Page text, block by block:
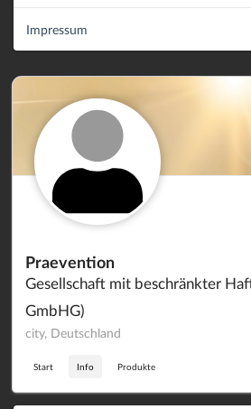
Praevention
Gesellschaft mit beschränkter
GmbHG)
city, Deutschland
Start Info Produkte
Impressum